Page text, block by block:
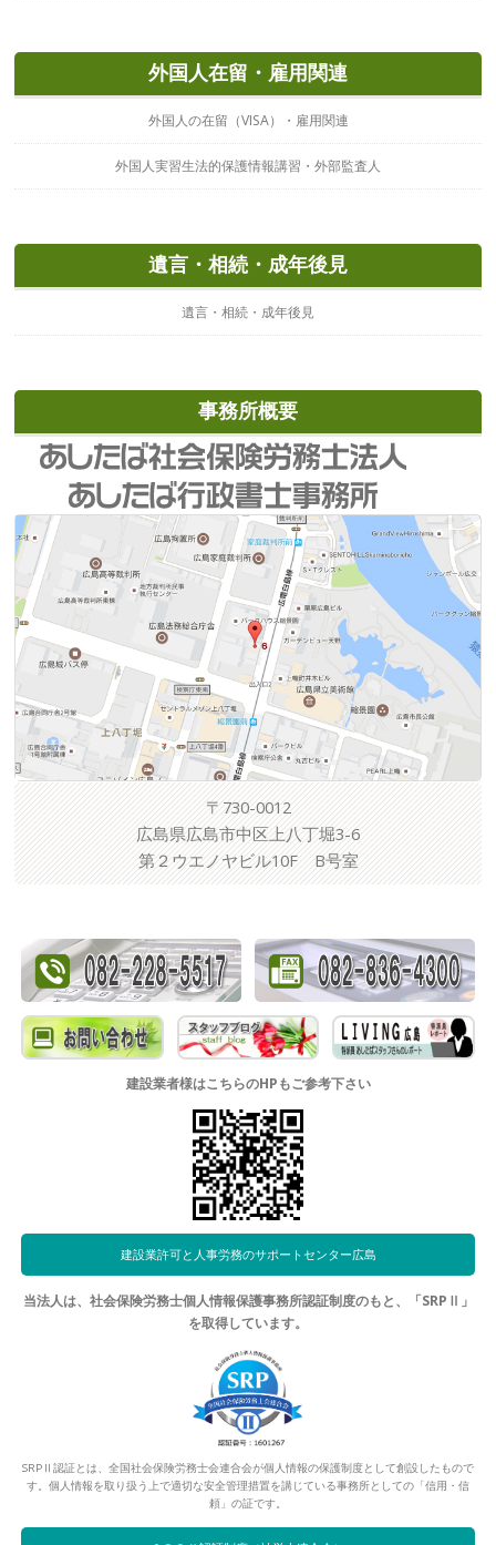
外国人在留・雇用関連
外国人の在留（VISA）・雇用関連
外国人実習生法的保護情報講習・外部監査人
遺言・相続・成年後見
遺言・相続・成年後見
事務所概要
〒730-0012
広島県広島市中区上八丁堀3-6
第２ウエノヤビル10F B号室
建設業者様はこちらのHPもご参考下さい
建設業許可と人事労務のサポートセンター広島
当法人は、社会保険労務士個人情報保護事務所認証制度のもと、「SRPⅡ」
を取得しています。
SRPⅡ認証とは、全国社会保険労務士会連合会が個人情報の保護制度として創設したもので
す。個人情報を取り扱う上で適切な安全管理措置を講じている事務所としての「信用・信
頼」の証です。